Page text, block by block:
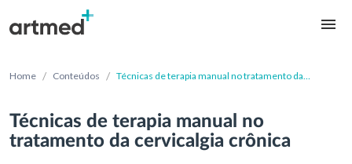
Home / Conteúdos / Técnicas de terapia manual no tratamento da
Técnicas de terapia manual no
tratamento da cervicalgia crônica